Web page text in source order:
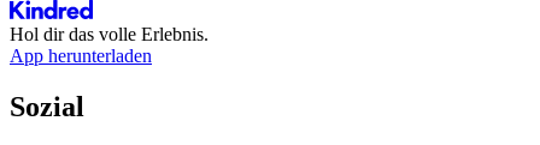
Hol dir das volle Erlebnis.
App herunterladen
Sozial